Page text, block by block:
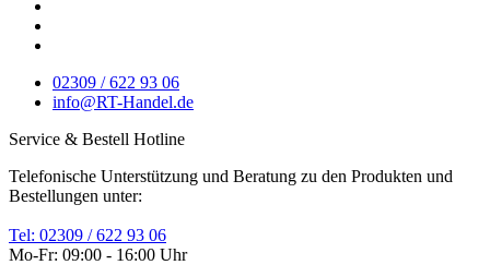
02309 / 622 93 06
info@RT-Handel.de
Service & Bestell Hotline
Telefonische Unterstützung und Beratung zu den Produkten und
Bestellungen unter:
Tel: 02309 / 622 93 06
Mo-Fr: 09:00 - 16:00 Uhr